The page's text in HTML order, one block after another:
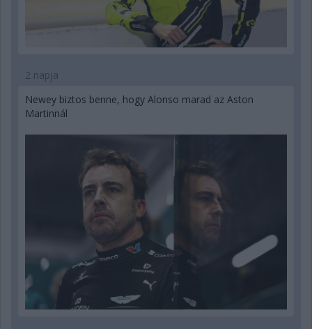
2 napja
Newey biztos benne, hogy Alonso marad az Aston
Martinnál